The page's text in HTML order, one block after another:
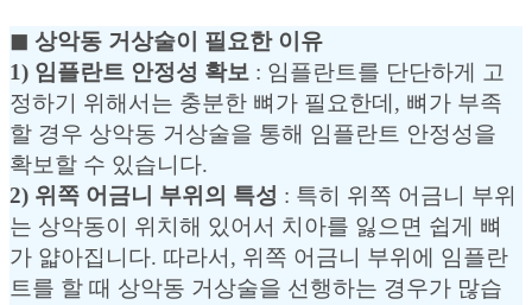
◼︎ 상악동 거상술이 필요한 이유
1) 임플란트 안정성 확보 : 임플란트를 단단하게 고
정하기 위해서는 충분한 뼈가 필요한데, 뼈가 부족
할 경우 상악동 거상술을 통해 임플란트 안정성을
확보할 수 있습니다.
2) 위쪽 어금니 부위의 특성 : 특히 위쪽 어금니 부위
는 상악동이 위치해 있어서 치아를 잃으면 쉽게 뼈
가 얇아집니다. 따라서, 위쪽 어금니 부위에 임플란
트를 할 때 상악동 거상술을 선행하는 경우가 많습